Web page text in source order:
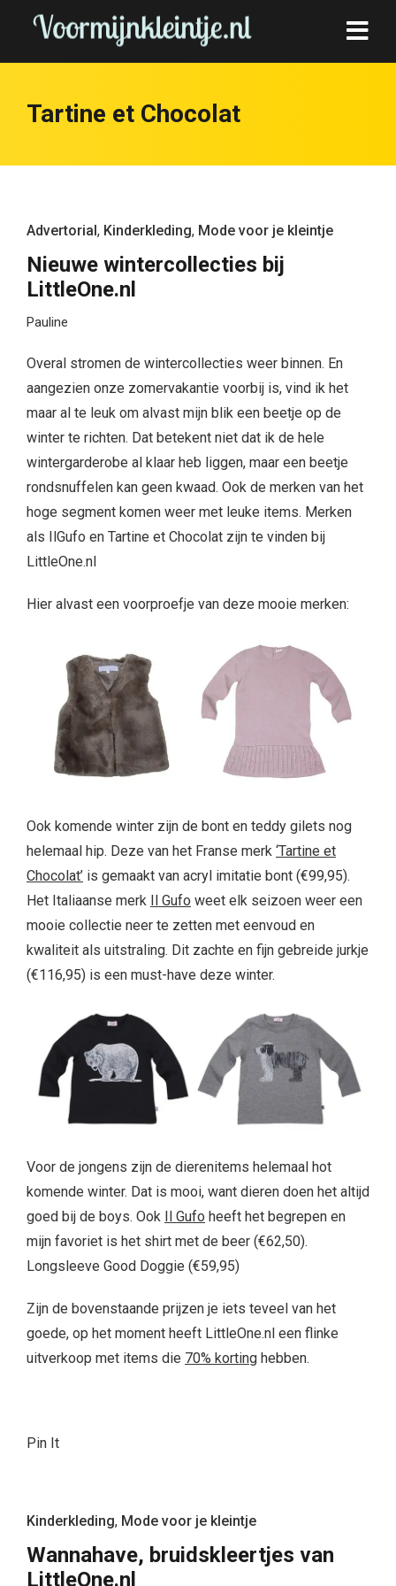
Tartine et Chocolat
Advertorial, Kinderkleding, Mode voor je kleintje
Nieuwe wintercollecties bij
LittleOne.nl
Pauline
Overal stromen de wintercollecties weer binnen. En
aangezien onze zomervakantie voorbij is, vind ik het
maar al te leuk om alvast mijn blik een beetje op de
winter te richten. Dat betekent niet dat ik de hele
wintergarderobe al klaar heb liggen, maar een beetje
rondsnuffelen kan geen kwaad. Ook de merken van het
hoge segment komen weer met leuke items. Merken
als IlGufo en Tartine et Chocolat zijn te vinden bij
LittleOne.nl
Hier alvast een voorproefje van deze mooie merken:
Ook komende winter zijn de bont en teddy gilets nog
helemaal hip. Deze van het Franse merk ‘Tartine et
Chocolat’ is gemaakt van acryl imitatie bont (€99,95).
Het Italiaanse merk Il Gufo weet elk seizoen weer een
mooie collectie neer te zetten met eenvoud en
kwaliteit als uitstraling. Dit zachte en fijn gebreide jurkje
(€116,95) is een must-have deze winter.
Voor de jongens zijn de dierenitems helemaal hot
komende winter. Dat is mooi, want dieren doen het altijd
goed bij de boys. Ook Il Gufo heeft het begrepen en
mijn favoriet is het shirt met de beer (€62,50).
Longsleeve Good Doggie (€59,95)
Zijn de bovenstaande prijzen je iets teveel van het
goede, op het moment heeft LittleOne.nl een flinke
uitverkoop met items die 70% korting hebben.
Pin It
Kinderkleding, Mode voor je kleintje
Wannahave, bruidskleertjes van
LittleOne.nl